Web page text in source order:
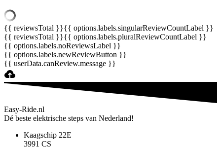
{{ reviewsTotal }}{{ options.labels.singularReviewCountLabel }}
{{ reviewsTotal }}{{ options.labels.pluralReviewCountLabel }}
{{ options.labels.noReviewsLabel }}
{{ options.labels.newReviewButton }}
{{ userData.canReview.message }}
Easy-Ride.nl
Dé beste elektrische steps van Nederland!
Kaagschip 22E
3991 CS